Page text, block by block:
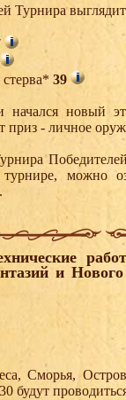
Турнира
39
новый
приз - личное
можно
и
Сморья,
будут